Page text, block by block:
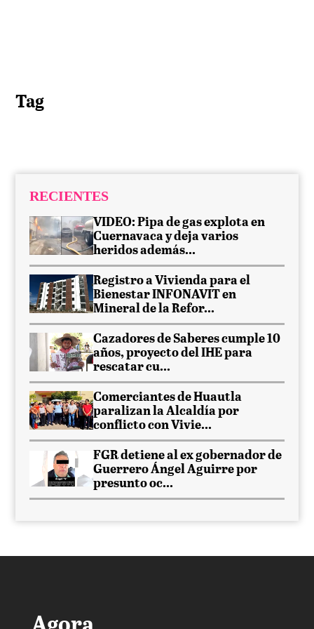
Tag
RECIENTES
VIDEO: Pipa de gas explota en
Cuernavaca y deja varios
heridos además...
Registro a Vivienda para el
Bienestar INFONAVIT en
Mineral de la Refor...
Cazadores de Saberes cumple 10
años, proyecto del IHE para
rescatar cu...
Comerciantes de Huautla
paralizan la Alcaldía por
conflicto con Vivie...
FGR detiene al ex gobernador de
Guerrero Ángel Aguirre por
presunto oc...